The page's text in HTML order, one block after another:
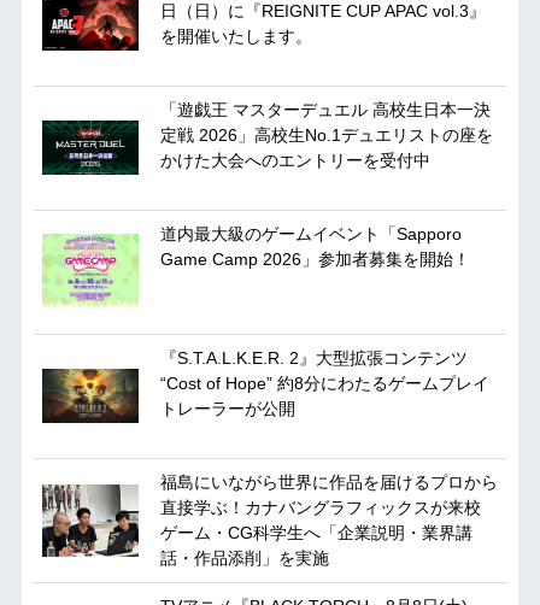
日（日）に『REIGNITE CUP APAC vol.3』
を開催いたします。
「遊戯王 マスターデュエル 高校生日本一決
定戦 2026」高校生No.1デュエリストの座を
かけた大会へのエントリーを受付中
道内最大級のゲームイベント「Sapporo
Game Camp 2026」参加者募集を開始！
『S.T.A.L.K.E.R. 2』大型拡張コンテンツ
“Cost of Hope” 約8分にわたるゲームプレイ
トレーラーが公開
福島にいながら世界に作品を届けるプロから
直接学ぶ！カナバングラフィックスが来校
ゲーム・CG科学生へ「企業説明・業界講
話・作品添削」を実施